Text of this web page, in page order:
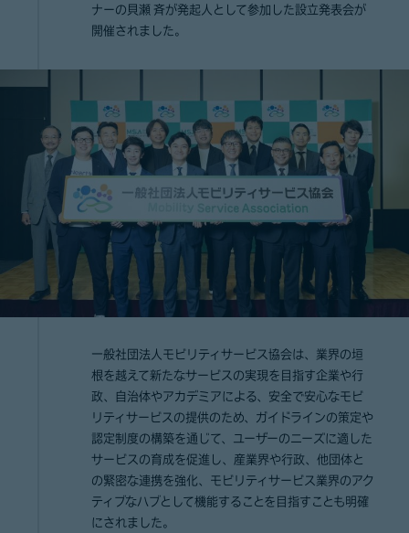
ナーの貝瀬 斉が発起人として参加した設立発表会が
開催されました。
一般社団法人モビリティサービス協会は、業界の垣
根を越えて新たなサービスの実現を目指す企業や行
政、自治体やアカデミアによる、安全で安心なモビ
リティサービスの提供のため、ガイドラインの策定や
認定制度の構築を通じて、ユーザーのニーズに適した
サービスの育成を促進し、産業界や行政、他団体と
の緊密な連携を強化、モビリティサービス業界のアク
ティブなハブとして機能することを目指すことも明確
にされました。